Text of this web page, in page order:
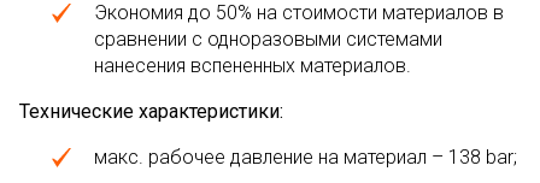
Экономия до 50% на стоимости материалов в
сравнении с одноразовыми системами
нанесения вспененных материалов.
Технические характеристики:
макс. рабочее давление на материал – 138 bar;